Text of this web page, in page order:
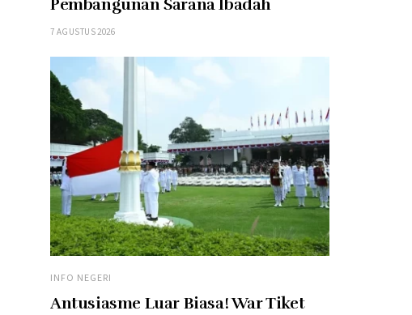
Pembangunan Sarana Ibadah
7 AGUSTUS 2026
INFO NEGERI
Antusiasme Luar Biasa! War Tiket